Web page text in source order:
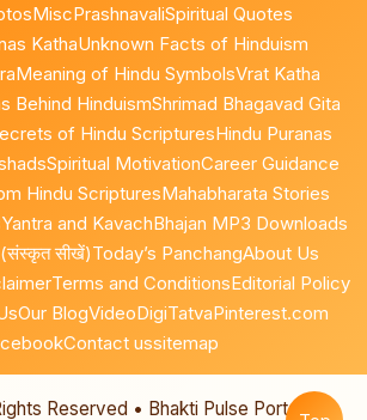
MiscPrashnavaliSpiritual Quotes
KathaUnknown Facts of Hinduism
Meaning of Hindu SymbolsVrat Katha
Behind HinduismShrimad Bhagavad Gita
of Hindu ScripturesHindu Puranas
Spiritual MotivationCareer Guidance
Hindu ScripturesMahabharata Stories
Yantra and KavachBhajan MP3 Downloads
सीखें)Today’s PanchangAbout Us
Terms and ConditionsEditorial Policy
Our BlogVideoDigiTatvaPinterest.com
Contact ussitemap
Reserved • Bhakti Pulse Portal